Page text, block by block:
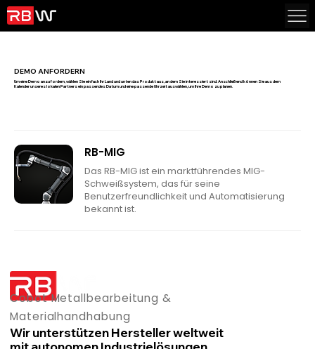
DEMO ANFORDERN
Um eine Demo anzufordern, wählen Sie einfach Ihr Land und unten das Produkt aus, an dem Sie interessiert sind. Anschließend können Sie aus dem
Kalender unseres lokalen Partners ein passendes Datum und eine passende Uhrzeit auswählen, um Ihre Demo zu planen.
RB-MIG
Das RB-MIG ist ein marktführendes MIG-
Schweißsystem, das für seine
Benutzerfreundlichkeit und Automatisierung
bekannt ist.
Cobot Metallbearbeitung &
Materialhandhabung
Wir unterstützen Hersteller weltweit